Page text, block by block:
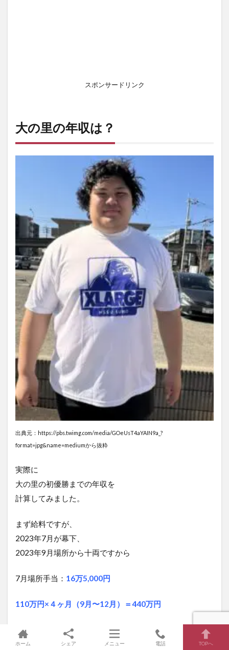
スポンサードリンク
大の里の年収は？
出典元：https://pbs.twimg.com/media/GOeUsT4aYAIN9a_?
format=jpg&name=mediumから抜粋
実際に
大の里の初優勝までの年収を
計算してみました。
まず給料ですが、
2023年7月が幕下、
2023年9月場所から十両ですから
7月場所手当： 16万5,000円
110万円×４ヶ月（9月〜12月）＝440万円
幕内に昇進して、
ホーム シェア メニュー 電話 TOPへ